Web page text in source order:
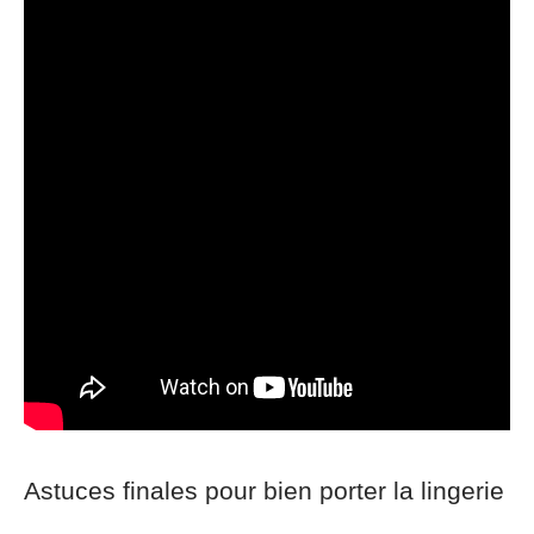
Astuces finales pour bien porter la lingerie